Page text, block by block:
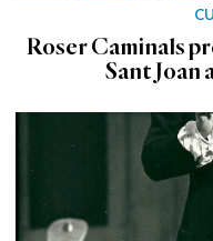
Roser Caminals
Sant Joan